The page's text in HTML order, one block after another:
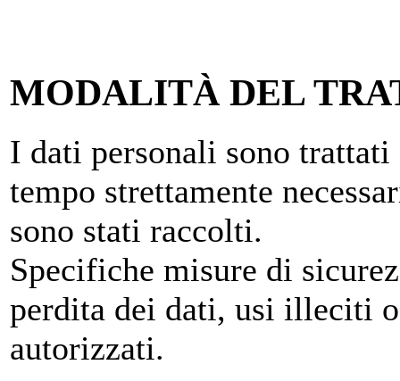
MODALITÀ DEL
I dati personali sono
tempo strettamente
sono stati raccolti.
Specifiche misure di
perdita dei dati, usi illeciti
autorizzati.